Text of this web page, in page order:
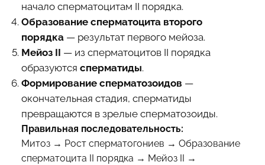
начало сперматоцитам II порядка.
Образование сперматоцита второго
порядка— результат первого мейоза.
Мейоз II — из сперматоцитов II порядка
образуются сперматиды.
Формирование сперматозоидов —
окончательная стадия, сперматиды
превращаются в зрелые сперматозоиды.
Правильная последовательность:
Митоз → Рост сперматогониев → Образование
сперматоцита II порядка → Мейоз II →